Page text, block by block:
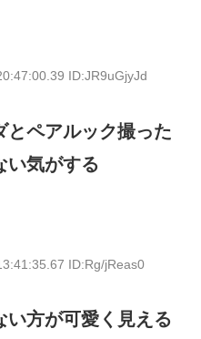
ID:JR9uGjyJd
とペアルック撮った
い気がする
ID:Rg/jReas0
い方が可愛く見える